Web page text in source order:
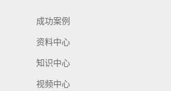
成功案例
资料中心
知识中心
视频中心